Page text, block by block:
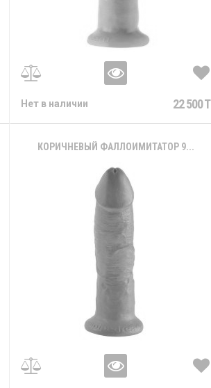
Нет в наличии 22 500 T
КОРИЧНЕВЫЙ ФАЛЛОИМИТАТОР 9...